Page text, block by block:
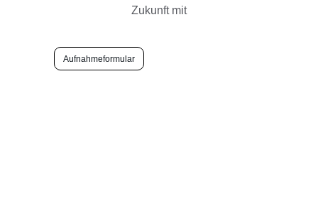
Zukunft mit
Aufnahmeformular